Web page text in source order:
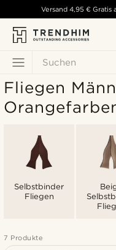
Suchen
Versand 4,95 € Gratis
Fliegen
Selbstbinder
Fliegen
7 Produkte